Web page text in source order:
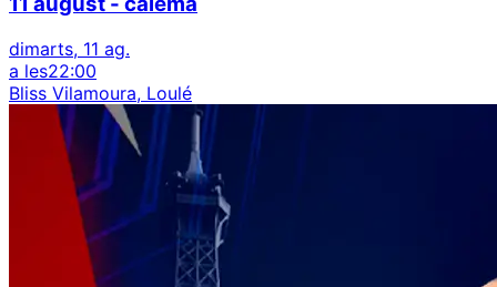
dimarts, 11 ag.
a les22:00
Bliss Vilamoura, Loulé